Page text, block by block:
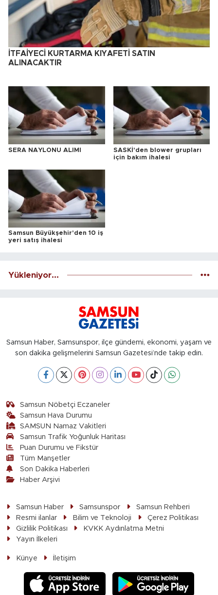
İTFAİYECİ KURTARMA KIYAFETİ SATIN
ALINACAKTIR
SERA NAYLONU ALIMI
SASKİ'den blower grupları
için bakım ihalesi
Samsun Büyükşehir'den 10 iş
yeri satış ihalesi
Yükleniyor...
Samsun Haber, Samsunspor, ilçe gündemi, ekonomi, yaşam ve
son dakika gelişmelerini Samsun Gazetesi’nde takip edin.
Samsun Nöbetçi Eczaneler
Samsun Hava Durumu
SAMSUN Namaz Vakitleri
Samsun Trafik Yoğunluk Haritası
Puan Durumu ve Fikstür
Tüm Manşetler
Son Dakika Haberleri
Haber Arşivi
Samsun Haber Samsunspor
Samsun Rehberi
Resmi ilanlar
Bilim ve Teknoloji
Çerez Politikası
Gizlilik Politikası
KVKK Aydınlatma Metni
Yayın İlkeleri
Künye İletişim